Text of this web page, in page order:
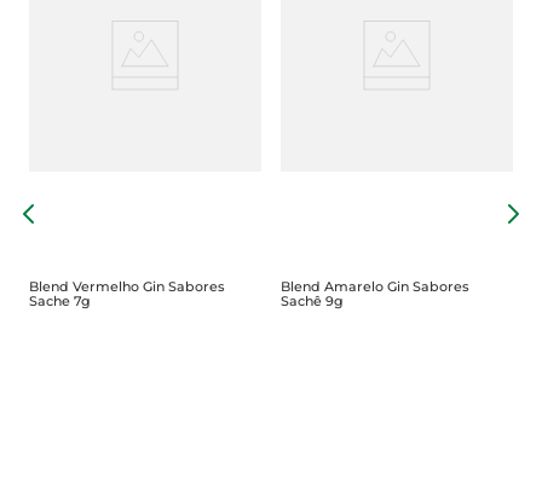
Blend Vermelho Gin Sabores
Sache 7g
Blend Amarelo Gin Sabores
Sachê 9g